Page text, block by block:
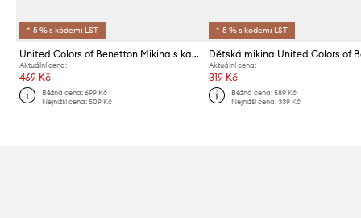
*-5 % s kódem: LST
United Colors of Benetton Mikina s kapucí dětská bavlněná
Aktuální cena:
469 Kč
Běžná cena:699 Kč
Nejnižší cena:509 Kč
*-5 % s kódem: LST
Aktuální cena:
319 Kč
Běžná cena: 589 Kč
Nejnižší cena: 339 Kč